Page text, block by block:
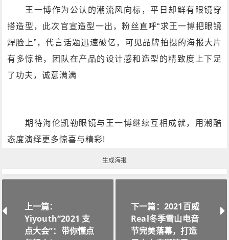
王一博作为公认的潮流风向标，平日却鲜有眼镜穿
搭造型，此次官宣造型一出，粉丝直呼“求王一博把眼镜
焊脸上”，代言话题迅速破亿，可见品牌拍摄的海报大片
有多惊艳，团队在产品的设计感和造型的精致度上下足
了功夫，诚意满满
期待海伦凯勒眼镜与王一博继续互相成就，用潮酷
态度演绎更多惊喜与精彩!
生成海报
上一篇：
Yiyouth“2021 支
点大会”：带你懂点
下一篇：2021百威
Real冬季雪山电音
节完美落幕，打造